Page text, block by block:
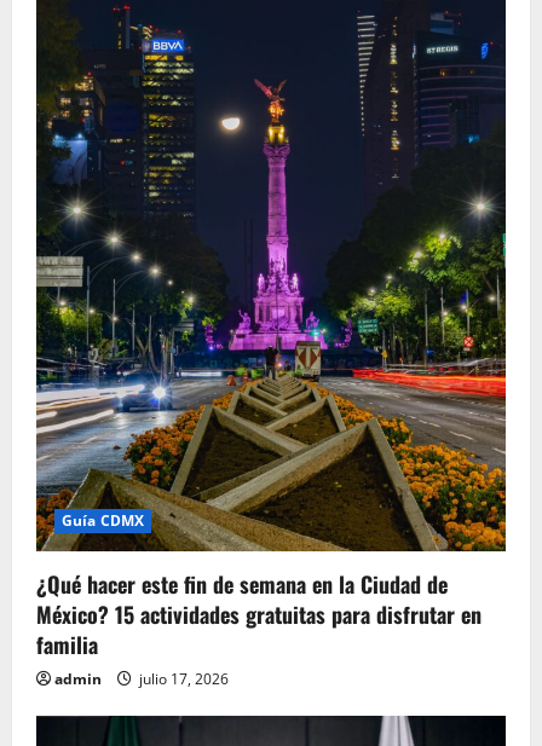
Guía CDMX
¿Qué hacer este fin de semana en la Ciudad de
México? 15 actividades gratuitas para disfrutar en
familia
admin julio 17, 2026